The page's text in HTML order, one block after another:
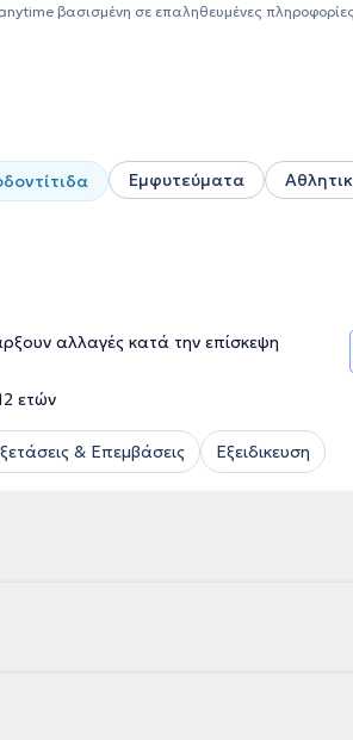
έχει οδηγήσει στην ικανότητα να
του οργανισμού). Τέλος, σέβεται
η ευγένεια, η ευθύτητα και η
βασισμένη σε επαληθευμένες
Εμφυτεύματα
αλλαγές κατά την επίσκεψη
ετών
& Επεμβάσεις Εξειδικευση